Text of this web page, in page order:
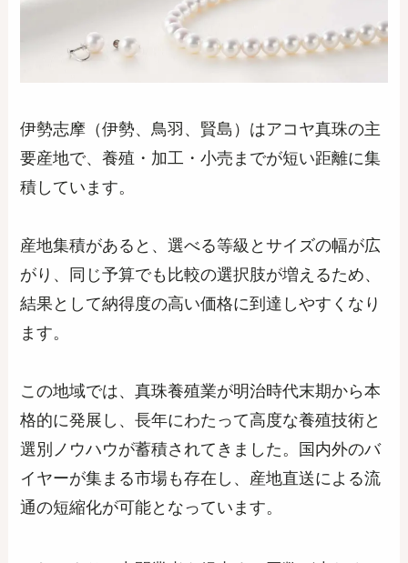
伊勢志摩（伊勢、鳥羽、賢島）はアコヤ真珠の主
要産地で、養殖・加工・小売までが短い距離に集
積しています。
産地集積があると、選べる等級とサイズの幅が広
がり、同じ予算でも比較の選択肢が増えるため、
結果として納得度の高い価格に到達しやすくなり
ます。
この地域では、真珠養殖業が明治時代末期から本
格的に発展し、長年にわたって高度な養殖技術と
選別ノウハウが蓄積されてきました。国内外のバ
イヤーが集まる市場も存在し、産地直送による流
通の短縮化が可能となっています。